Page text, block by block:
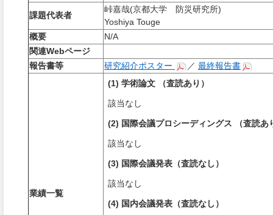
課題代表者
峠嘉哉(京都大学 防災研究所)
Yoshiya Touge
概要
N/A
関連Webページ
報告書等
研究紹介ポスター ／ 最終報告書
業績一覧
(1) 学術論文 （査読あり）
該当なし
(2) 国際会議プロシーディングス （査読あ
該当なし
(3) 国際会議発表（査読なし）
該当なし
(4) 国内会議発表（査読なし）